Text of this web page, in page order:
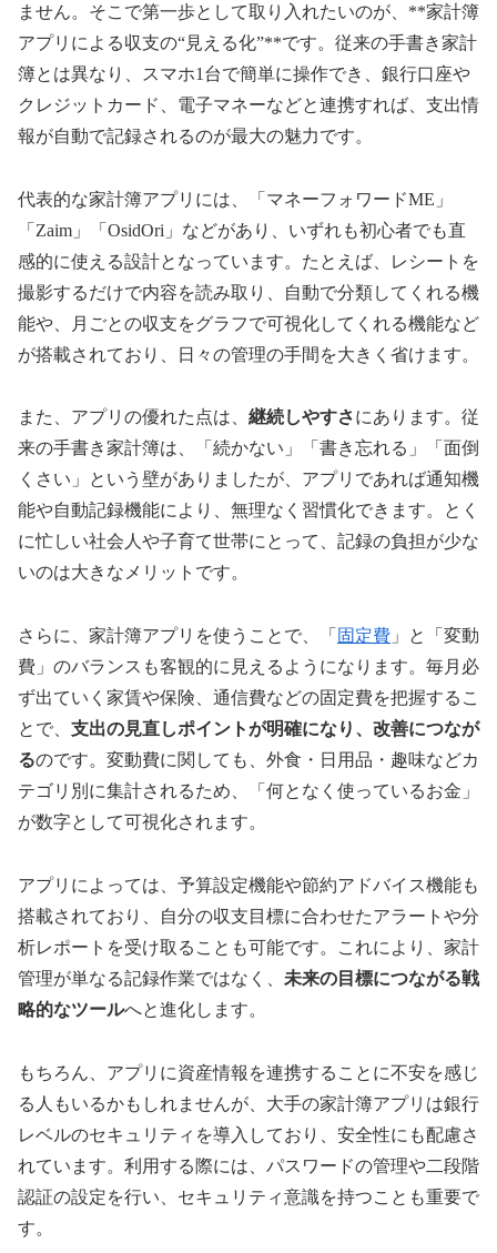
ません。そこで第一歩として取り入れたいのが、**家計簿
アプリによる収支の“見える化”**です。従来の手書き家計
簿とは異なり、スマホ1台で簡単に操作でき、銀行口座や
クレジットカード、電子マネーなどと連携すれば、支出情
報が自動で記録されるのが最大の魅力です。
代表的な家計簿アプリには、「マネーフォワードME」
「Zaim」「OsidOri」などがあり、いずれも初心者でも直
感的に使える設計となっています。たとえば、レシートを
撮影するだけで内容を読み取り、自動で分類してくれる機
能や、月ごとの収支をグラフで可視化してくれる機能など
が搭載されており、日々の管理の手間を大きく省けます。
また、アプリの優れた点は、 継続しやすさにあります。従
来の手書き家計簿は、「続かない」「書き忘れる」「面倒
くさい」という壁がありましたが、アプリであれば通知機
能や自動記録機能により、無理なく習慣化できます。とく
に忙しい社会人や子育て世帯にとって、記録の負担が少な
いのは大きなメリットです。
さらに、家計簿アプリを使うことで、「 固定費 」と「変動
費」のバランスも客観的に見えるようになります。毎月必
ず出ていく家賃や保険、通信費などの固定費を把握するこ
とで、 支出の見直しポイントが明確になり、改善につなが
るのです。変動費に関しても、外食・日用品・趣味などカ
テゴリ別に集計されるため、「何となく使っているお金」
が数字として可視化されます。
アプリによっては、予算設定機能や節約アドバイス機能も
搭載されており、自分の収支目標に合わせたアラートや分
析レポートを受け取ることも可能です。これにより、家計
管理が単なる記録作業ではなく、 未来の目標につながる戦
略的なツールへと進化します。
もちろん、アプリに資産情報を連携することに不安を感じ
る人もいるかもしれませんが、大手の家計簿アプリは銀行
レベルのセキュリティを導入しており、安全性にも配慮さ
れています。利用する際には、パスワードの管理や二段階
認証の設定を行い、セキュリティ意識を持つことも重要で
す。